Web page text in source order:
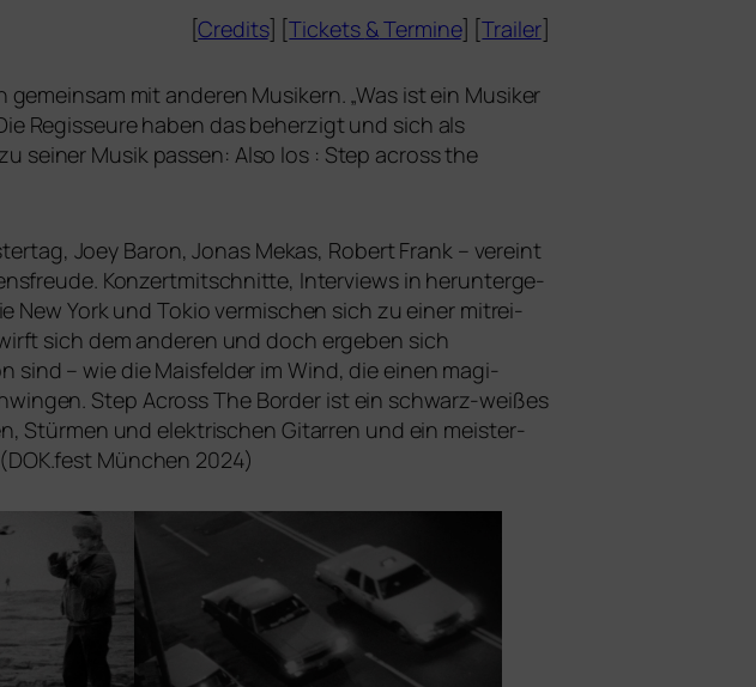
[Credits] [Tickets &Termine] [Trailer]
mit ande­ren Musikern. „Was ist ein Musiker
Regisseure haben das beher­zigt und sich als
sei­ner Musik pas­sen: Also los : Step across the
Joey Baron, Jonas Mekas, Robert Frank – ver­eint
Konzertmitschnitte, Interviews in her­un­ter­ge­
New York und Tokio ver­mi­schen sich zu einer mit­rei­
sich dem ande­ren und doch erge­ben sich
sind – wie die Maisfelder im Wind, die einen magi­
Step Across The Border ist ein schwarz-wei­ßes
Stürmen und elek­tri­schen Gitarren und ein meis­ter­
DOK.fest München 2024)